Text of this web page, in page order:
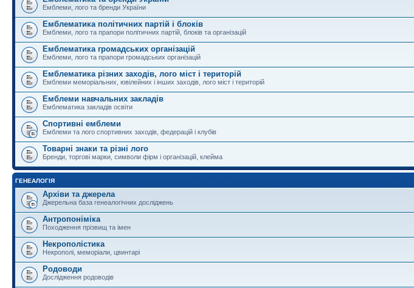
Емблеми, лого та бренди України
Емблематика політичних партій і блоків
Емблеми, лого та прапори політичних партій, блоків та організацій
Емблематика громадських організацій
Емблеми, лого та прапори громадських організацій
Емблематика різних заходів, лого міст і територій
Емблеми меморіальних, ювілейних і інших заходів, лого міст і територій
Емблеми навчальних закладів
Емблематика закладів освіти
Спортивні емблеми
Емблеми та лого спортивних заходів, федерацій і клубів
Товарні знаки та різні лого
Бренди, торгові марки, символи фірм і організацій, клейма
ГЕНЕАЛОГІЯ
Архіви та джерела
Джерельна база генеалогічних досліджень
Антропоніміка
Походження прізвищ та імен
Некрополістика
Некрополі, меморіали, цвинтарі
Родоводи
Дослідження родоводів